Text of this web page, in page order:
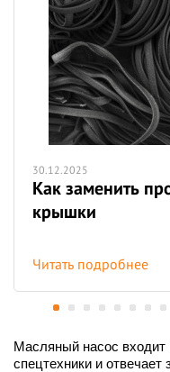
30.12.2025
Как заменить
крышки
Читать подробнее
Масляный насос входит
спецтехники и